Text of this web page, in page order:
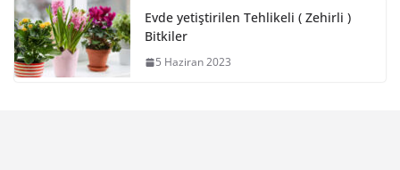
Evde yetiştirilen Tehlikeli ( Zehirli )
Bitkiler
5 Haziran 2023